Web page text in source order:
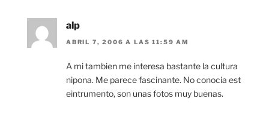
alp
ABRIL 7, 2006 A LAS 11:59 AM
A mi tambien me interesa bastante la cultura
nipona. Me parece fascinante. No conocia est
eintrumento, son unas fotos muy buenas.